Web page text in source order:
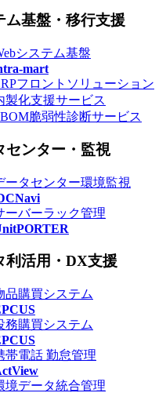
ム基盤・移行支援
システム基盤
mart
フロントソリューション
製化支援サービス
脆弱性診断サービス
センター・監視
ータセンター環境監視
ーバーラック管理
利活用・DX支援
品購買システム
務購買システム
帯電話 勤怠管理
境データ統合管理